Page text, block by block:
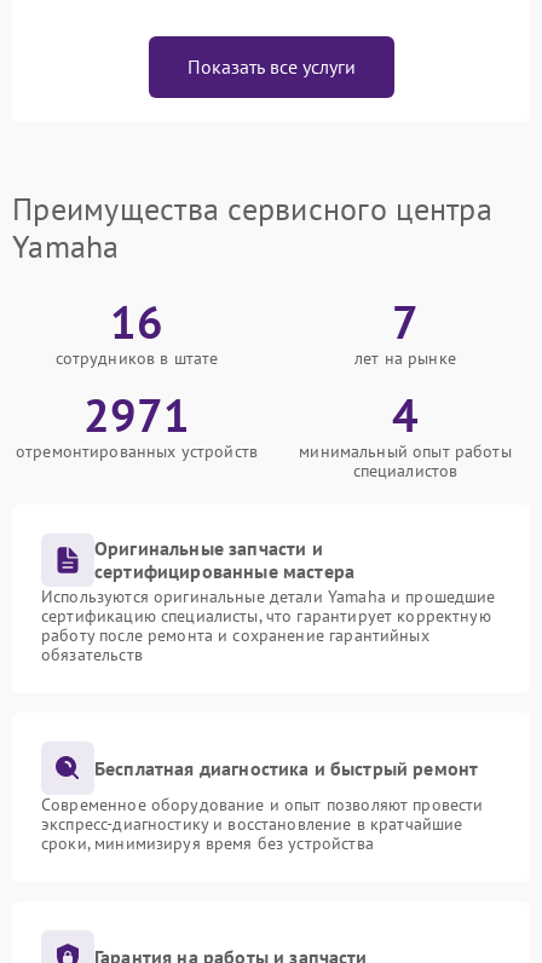
Показать все услуги
Преимущества сервисного центра
Yamaha
16
сотрудников в штате
7
лет на рынке
2971
отремонтированных устройств
4
минимальный опыт работы
специалистов
Оригинальные запчасти и
сертифицированные мастера
Используются оригинальные детали Yamaha и прошедшие
сертификацию специалисты, что гарантирует корректную
работу после ремонта и сохранение гарантийных
обязательств
Бесплатная диагностика и быстрый ремонт
Современное оборудование и опыт позволяют провести
экспресс-диагностику и восстановление в кратчайшие
сроки, минимизируя время без устройства
Гарантия на работы и запчасти